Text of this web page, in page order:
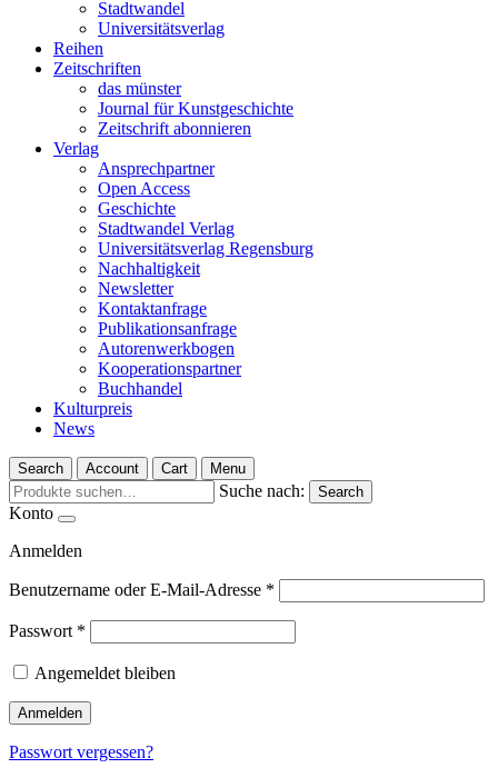
Stadtwandel
Universitätsverlag
Reihen
Zeitschriften
das münster
Journal für Kunstgeschichte
Zeitschrift abonnieren
Verlag
Ansprechpartner
Open Access
Geschichte
Stadtwandel Verlag
Universitätsverlag Regensburg
Nachhaltigkeit
Newsletter
Kontaktanfrage
Publikationsanfrage
Autorenwerkbogen
Kooperationspartner
Buchhandel
Kulturpreis
News
Search Account Cart Menu
Suche nach: Search
Konto
Anmelden
Benutzername oder E-Mail-Adresse *
Passwort *
Angemeldet bleiben
Anmelden
Passwort vergessen?